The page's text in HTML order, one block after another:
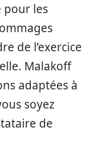
pour les
de l’exercice
Malakoff
adaptées à
soyez
de